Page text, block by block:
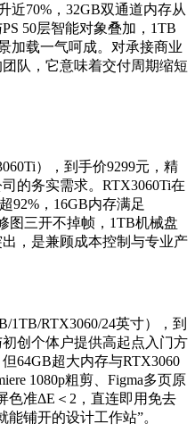
近70%，32GB双通道内存从
50层智能对象叠加，1TB
加载一气呵成。对承接商业
队，它意味着交付周期缩短
），到手价9299元，精
的务实需求。RTX3060Ti在
92%，16GB内存满足
图三开不掉帧，1TB机械盘
，是兼顾成本控制与专业产
1TB/RTX3060/24英寸），到
创个体户提供高起点入门方
64GB超大内存与RTX3060
1080p粗剪、Figma多页原
色准ΔE＜2，直连即用免去
铺开的设计工作站”。